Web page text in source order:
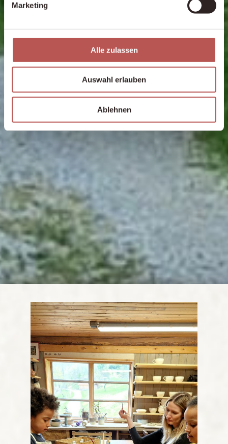
Marketing
Alle zulassen
Auswahl erlauben
Ablehnen